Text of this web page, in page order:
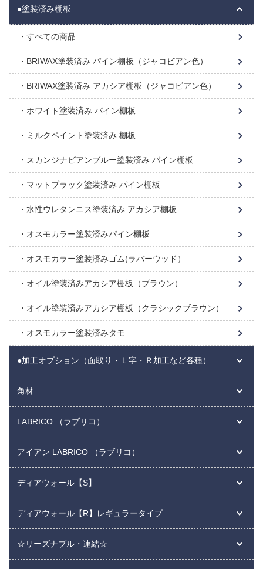
●塗装済み棚板
すべての商品
BRIWAX塗装済み パイン棚板（ジャコビアン色）
BRIWAX塗装済み アカシア棚板（ジャコビアン色）
ホワイト塗装済み パイン棚板
ミルクペイント塗装済み 棚板
スカンジナビアンブルー塗装済み パイン棚板
マットブラック塗装済み パイン棚板
水性ウレタンニス塗装済み アカシア棚板
オスモカラー塗装済みパイン棚板
オスモカラー塗装済みゴム(ラバーウッド）
オイル塗装済みアカシア棚板（ブラウン）
オイル塗装済みアカシア棚板（クラシックブラウン）
オスモカラー塗装済みタモ
●加工オプション（面取り・Ｌ字・Ｒ加工など各種）
角材
LABRICO （ラブリコ）
アイアン LABRICO （ラブリコ）
ディアウォール【S】
ディアウォール【R】レギュラータイプ
☆リーズナブル・連結☆